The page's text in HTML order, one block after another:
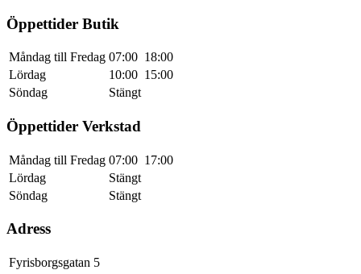
Öppettider Butik
Måndag till Fredag 07:00 18:00
Lördag
10:00 15:00
Söndag
Stängt
Öppettider Verkstad
Måndag till Fredag 07:00 17:00
Lördag
Stängt
Söndag
Stängt
Adress
Fyrisborgsgatan 5